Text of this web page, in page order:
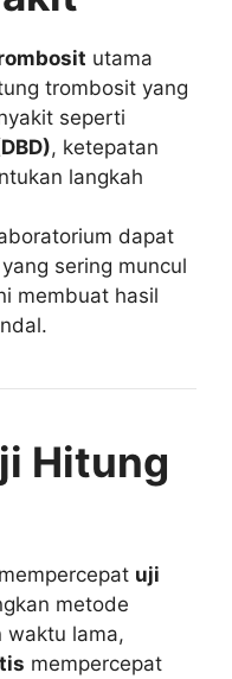
utama
trombosit yang
seperti
, ketepatan
langkah
dapat
sering muncul
membuat hasil
Hitung
uji
metode
waktu lama,
mempercepat